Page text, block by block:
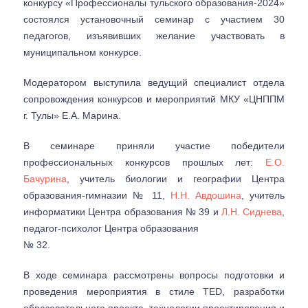
конкурсу «Профессионалы тульского образования-2024»
состоялся установочный семинар с участием 30
педагогов, изъявивших желание участвовать в
муниципальном конкурсе.
Модератором выступила ведущий специалист отдела
сопровождения конкурсов и мероприятий МКУ «ЦНППМ
г. Тулы» Е.А. Марина.
В семинаре приняли участие победители
профессиональных конкурсов прошлых лет: Е.О.
Бачурина , учитель биологии и географии Центра
образования-гимназии № 11, Н.Н. Авдошина , учитель
информатики Центра образования № 39 и Л.Н. Сиднева
педагог-психолог Центра образования
№ 32.
В ходе семинара рассмотрены вопросы подготовки и
проведения мероприятия в стиле TED, разработки